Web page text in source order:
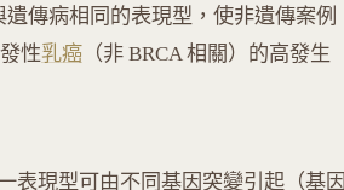
遺傳病相同的表現型，使非遺傳案例
性乳癌 （非 BRCA 相關）的高發生
表現型可由不同基因突變引起（基因